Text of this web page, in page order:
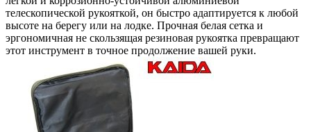
телескопической рукояткой, он быстро адаптируется к любой
высоте на берегу или на лодке. Прочная белая сетка и
эргономичная не скользящая резиновая рукоятка превращают
этот инструмент в точное продолжение вашей руки.